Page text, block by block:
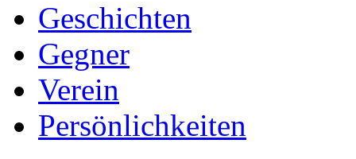
Geschichten
Gegner
Verein
Persönlichkeiten